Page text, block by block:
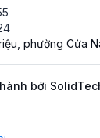
phường Cửa
bởi